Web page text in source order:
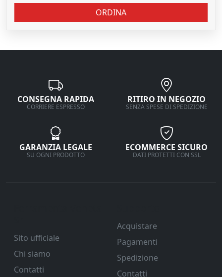
ORDINA
CONSEGNA RAPIDA
CORRIERE ESPRESSO
RITIRO IN NEGOZIO
SENZA SPESE DI SPEDIZIONE
GARANZIA LEGALE
SU OGNI PRODOTTO
ECOMMERCE SICURO
DATI PROTETTI CON SSL
Sito ufficiale
Chi siamo
Contatti
Acquistare
Pagamenti
Spedizione
Contatti